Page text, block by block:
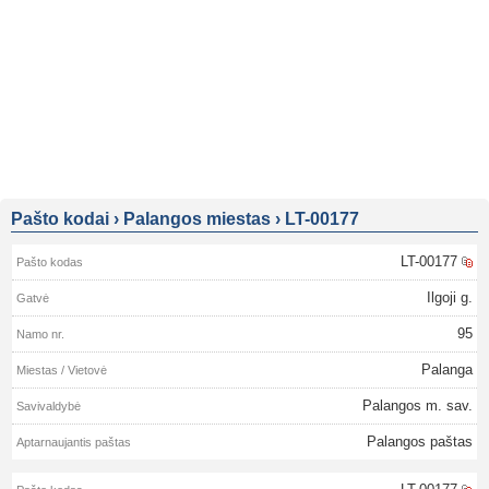
Pašto kodai › Palangos miestas › LT-00177
LT-00177
Ilgoji g.
95
Palanga
Palangos m. sav.
Palangos paštas